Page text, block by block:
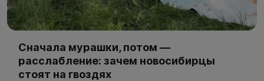
Сначала мурашки, потом —
расслабление: зачем новосибирцы
стоят на гвоздях